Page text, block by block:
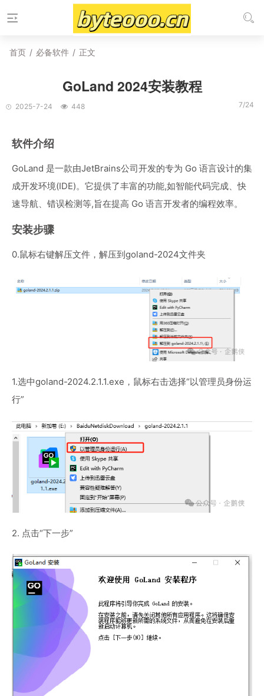
首页 / 必备软件 / 正文
GoLand 2024安装教程
2025-7-24 448 7/24
软件介绍
GoLand 是一款由JetBrains公司开发的专为 Go 语言设计的集
成开发环境(IDE)。它提供了丰富的功能,如智能代码完成、快
速导航、错误检测等,旨在提高 Go 语言开发者的编程效率。
安装步骤
0.鼠标右键解压文件，解压到goland-2024文件夹
1.选中goland-2024.2.1.1.exe，鼠标右击选择“以管理员身份运
行”
2. 点击“下一步”